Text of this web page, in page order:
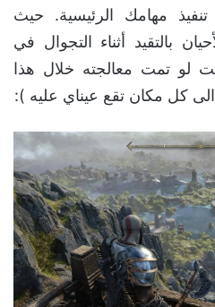
تنفيذ مهامك الرئيسية. حيث
بالتقيد أثناء التجوال في
لو تمت معالجته خلال هذا
كل مكان تقع عيناي عليه ):